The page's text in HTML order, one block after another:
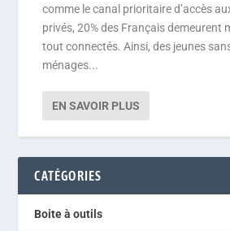
comme le canal prioritaire d’accès
privés, 20% des Français demeurent
tout connectés. Ainsi, des jeunes
ménages...
EN SAVOIR PLUS
CATÉGORIES
Boite à outils